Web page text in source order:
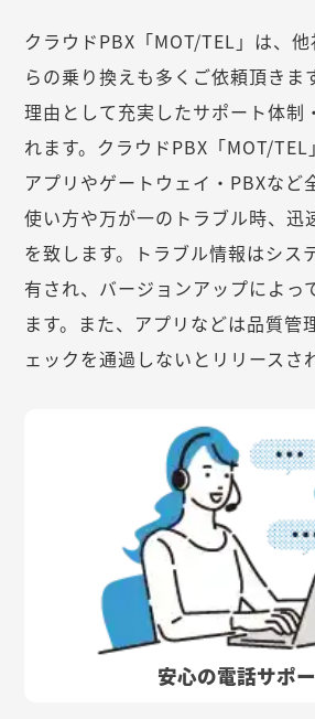
クラウドPBX「MOT/TEL」は、
らの乗り換えも多くご依頼頂きま
理由として充実したサポート体制
れます。クラウドPBX「MOT/
アプリやゲートウェイ・PBXなど
使い方や万が一のトラブル時、迅
を致します。トラブル情報はシス
有され、バージョンアップによっ
ます。また、アプリなどは品質管
ェックを通過しないとリリースさ
安心の電話サポ